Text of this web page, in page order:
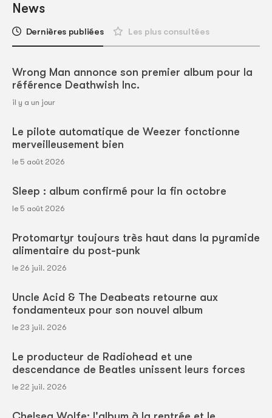
News
Dernières publiées Les plus consultées
Wrong Man annonce son premier album pour la
référence Deathwish Inc.
il y a un jour
Le pilote automatique de Weezer fonctionne
merveilleusement bien
le 5 août 2026
Sleep : album confirmé pour la fin octobre
le 5 août 2026
Protomartyr toujours très haut dans la pyramide
alimentaire du post-punk
le 26 juil. 2026
Uncle Acid & The Deabeats retourne aux
fondamenteux pour son nouvel album
le 23 juil. 2026
Le producteur de Radiohead et une
descendance de Beatles unissent leurs forces
le 22 juil. 2026